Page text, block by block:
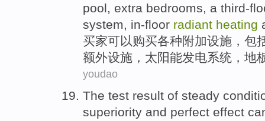
pool
extra bedrooms , a third-
system
in-floor radiant heating
买家可以 购买各种附加设施 ， 包
额外设施， 太阳能发电系统 ， 地
youdao
The test result of steady
superiority and perfect effect